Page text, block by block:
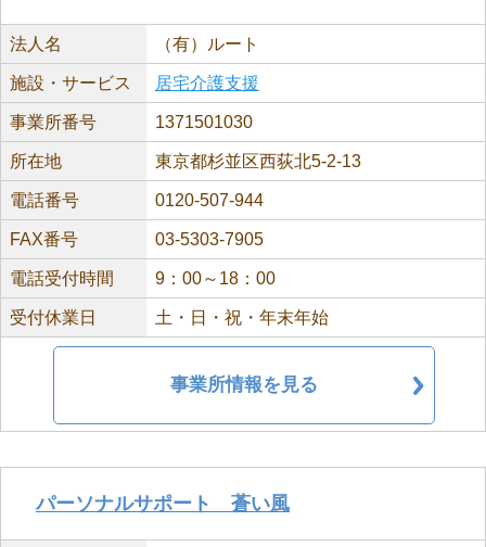
法人名 （有）ルート
施設・サービス 居宅介護支援
事業所番号 1371501030
所在地 東京都杉並区西荻北5-2-13
電話番号 0120-507-944
FAX番号 03-5303-7905
電話受付時間 9：00～18：00
受付休業日 土・日・祝・年末年始
事業所情報を見る
パーソナルサポート 蒼い風